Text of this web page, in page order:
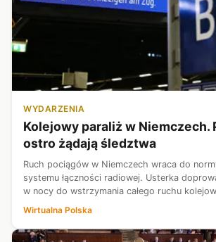
WYDARZENIA
Kolejowy paraliż w Niemczech.
ostro żądają śledztwa
Ruch pociągów w Niemczech wraca do
systemu łączności radiowej. Usterka
w nocy do wstrzymania całego ruchu
około dwie godziny. "Usterka została
Wirtualna Polska